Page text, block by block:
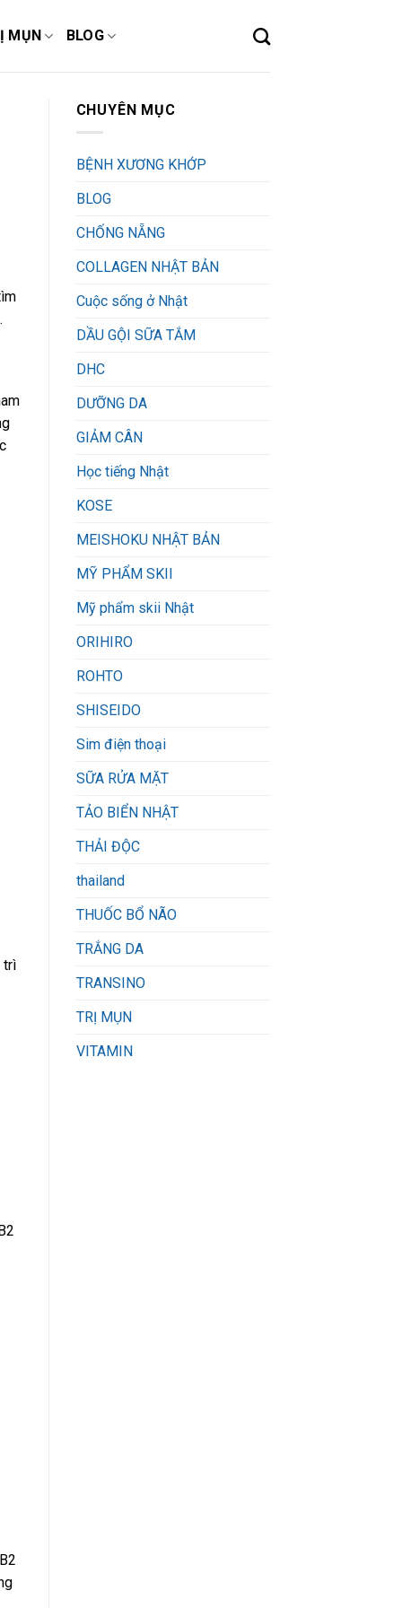
MỤN BLOG
trì
CHUYÊN MỤC
BỆNH XƯƠNG KHỚP
BLOG
CHỐNG NẴNG
COLLAGEN NHẬT BẢN
Cuộc sống ở Nhật
DẦU GỘI SỮA TẮM
DHC
DƯỠNG DA
GIẢM CÂN
Học tiếng Nhật
KOSE
MEISHOKU NHẬT BẢN
MỸ PHẨM SKII
Mỹ phẩm skii Nhật
ORIHIRO
ROHTO
SHISEIDO
Sim điện thoại
SỮA RỬA MẶT
TẢO BIỂN NHẬT
THẢI ĐỘC
thailand
THUỐC BỔ NÃO
TRẮNG DA
TRANSINO
TRỊ MỤN
VITAMIN